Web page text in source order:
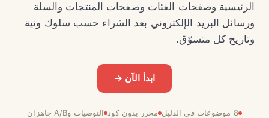
الرئيسية وصفحات الفئات وصفحات المنتجات والسلة
ورسائل البريد الإلكتروني بعد الشراء حسب سلوك ونية
وتاريخ كل متسوّق.
ابدأ الآن →
8 موضوعات في الدليل محرر بدون كود التوصيات وA/B جاهزان